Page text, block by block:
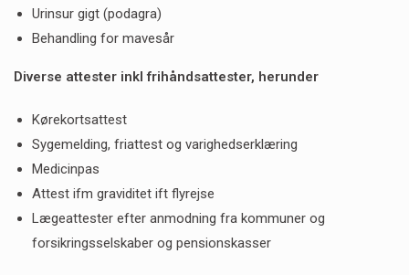
Urinsur gigt (podagra)
Behandling for mavesår
Diverse attester inkl frihåndsattester, herunder
Kørekortsattest
Sygemelding, friattest og varighedserklæring
Medicinpas
Attest ifm graviditet ift flyrejse
Lægeattester efter anmodning fra kommuner og
forsikringsselskaber og pensionskasser